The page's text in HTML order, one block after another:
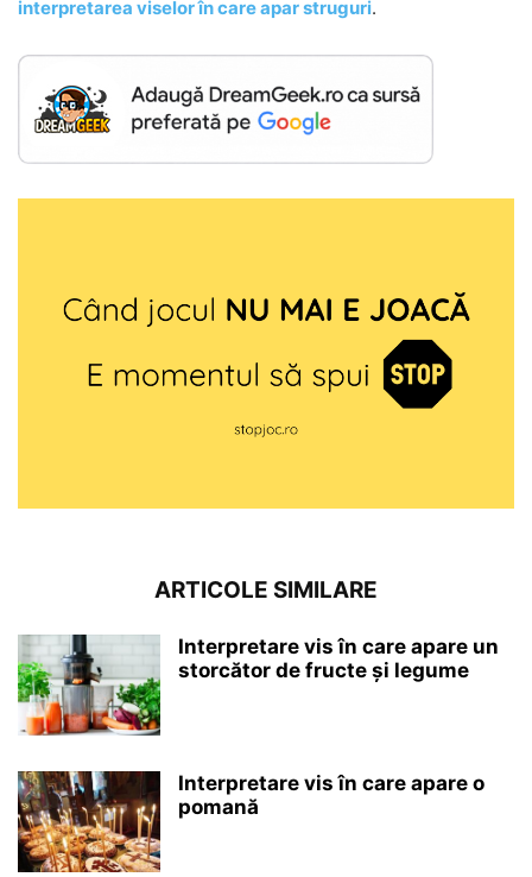
interpretarea viselor în care apar struguri.
ARTICOLE SIMILARE
Interpretare vis în care apare un
storcător de fructe și legume
Interpretare vis în care apare o
pomană